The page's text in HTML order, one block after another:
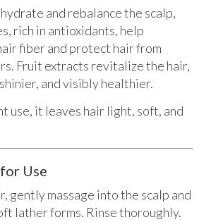
and rebalance the scalp,
rich in antioxidants, help
fiber and protect hair from
Fruit extracts revitalize the hair,
and visibly healthier.
use, it leaves hair light, soft, and
Use
gently massage into the scalp and
lather forms. Rinse thoroughly.